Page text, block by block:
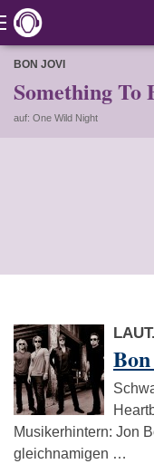
BON JOVI
Something To
auf: One Wild Night
Musikerhintern: Jon
gleichnamigen …